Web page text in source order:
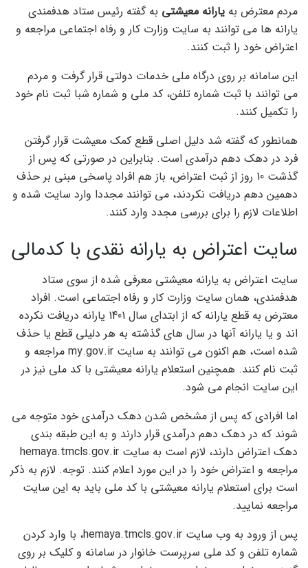
مردم معترض به یارانه معیشتی به گفته رئیس ستاد هدفمندی
یارانه ها می توانند به سایت وزارت کار و رفاه اجتماعی مراجعه و
اعتراض خود را ثبت کنند.
این سامانه بر روی درگاه ملی خدمات دولتی قرار گرفت و مردم
می توانند با ثبت شماره تلفن، کد ملی و شماره شبا ثبت نام خود
را تکمیل کنند.
همانطور که گفته شد دلیل اصلی قطع کمک معیشت قرار گرفتن
فرد در دهک دهم درآمدی است. بنابراین در صورتی که پس از
گذشت 10 روز از ثبت اعتراض، باز هم افراد پاسخی مبنی بر حذف
دهمین دهم دریافت نکردند، می توانند مجددا وارد سایت شده و
اطلاعات لازم را برای بررسی مجدد وارد کنند.
سایت اعتراض به یارانه نقدی با کدمالی
سایت اعتراض به یارانه معیشتی معرفی شده از سوی ستاد
هدفمندی، همان سایت وزارت کار و رفاه اجتماعی است. افراد
معترض به قطع یارانه که از ابتدای سال 1401 یارانه دریافت نکرده
اند و یا یارانه آنها در سال های گذشته به هر دلیلی قطع یا حذف
شده است، هم اکنون می توانند به سایت my.gov.ir مراجعه و
ثبت نام کنند. همچنین استعلام یارانه معیشتی با کد ملی نیز در
این سایت انجام می شود.
اما افرادی که پس از مشخص شدن دهک درآمدی خود متوجه می
شوند که در دهک دهم درآمدی قرار دارند و به این طبقه بندی
دهک اعتراض دارند، لازم است به سایت hemaya.tmcls.gov.ir
مراجعه و اعتراض خود را در این مورد اعلام کنند. توجه. لازم به ذکر
است برای استعلام یارانه معیشتی با کد ملی باید به این سایت
مراجعه نمایید.
پس از ورود به وب سایت hemaya.tmcls.gov.ir، با وارد کردن
شماره تلفن و کد ملی سرپرست خانوار در سامانه و کلیک بر روی